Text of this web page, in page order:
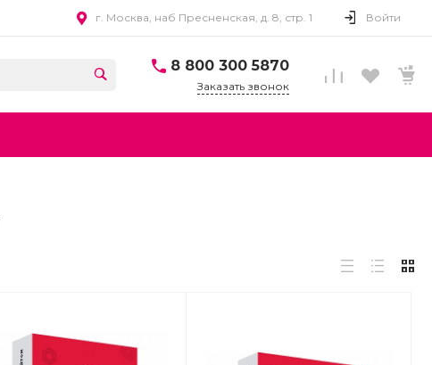
г. Москва, наб Пресненская, д. 8, стр. 1 Войти
8 800 300 5870
Заказать звонок